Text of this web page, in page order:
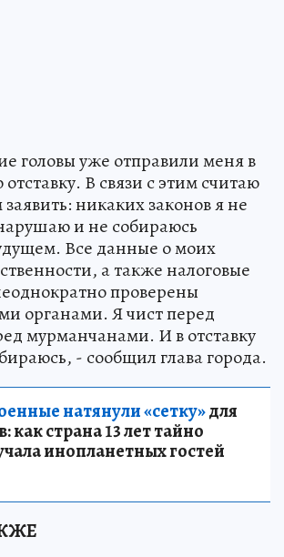
головы уже отправили меня в
В связи с этим считаю
никаких законов я не
и не собираюсь
Все данные о моих
а также налоговые
проверены
органами. Я чист перед
мурманчанами. И в отставку
- сообщил глава города.
натянули «сетку»для
страна 13 лет тайно
инопланетных гостей